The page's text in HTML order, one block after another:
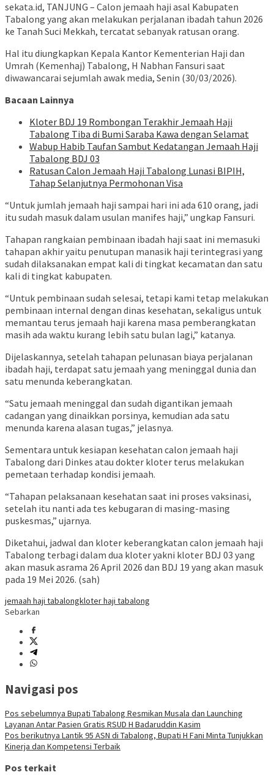
sekata.id, TANJUNG – Calon jemaah haji asal Kabupaten
Tabalong yang akan melakukan perjalanan ibadah tahun 2026
ke Tanah Suci Mekkah, tercatat sebanyak ratusan orang.
Hal itu diungkapkan Kepala Kantor Kementerian Haji dan
Umrah (Kemenhaj) Tabalong, H Nabhan Fansuri saat
diwawancarai sejumlah awak media, Senin (30/03/2026).
Bacaan Lainnya
Kloter BDJ 19 Rombongan Terakhir Jemaah Haji
Tabalong Tiba di Bumi Saraba Kawa dengan Selamat
Wabup Habib Taufan Sambut Kedatangan Jemaah Haji
Tabalong BDJ 03
Ratusan Calon Jemaah Haji Tabalong Lunasi BIPIH,
Tahap Selanjutnya Permohonan Visa
“Untuk jumlah jemaah haji sampai hari ini ada 610 orang, jadi
itu sudah masuk dalam usulan manifes haji,” ungkap Fansuri.
Tahapan rangkaian pembinaan ibadah haji saat ini memasuki
tahapan akhir yaitu penutupan manasik haji terintegrasi yang
sudah dilaksanakan empat kali di tingkat kecamatan dan satu
kali di tingkat kabupaten.
“Untuk pembinaan sudah selesai, tetapi kami tetap melakukan
pembinaan internal dengan dinas kesehatan, sekaligus untuk
memantau terus jemaah haji karena masa pemberangkatan
masih ada waktu kurang lebih satu bulan lagi,” katanya.
Dijelaskannya, setelah tahapan pelunasan biaya perjalanan
ibadah haji, terdapat satu jemaah yang meninggal dunia dan
satu menunda keberangkatan.
“Satu jemaah meninggal dan sudah digantikan jemaah
cadangan yang dinaikkan porsinya, kemudian ada satu
menunda karena alasan tugas,” jelasnya.
Sementara untuk kesiapan kesehatan calon jemaah haji
Tabalong dari Dinkes atau dokter kloter terus melakukan
pemetaan terhadap kondisi jemaah.
“Tahapan pelaksanaan kesehatan saat ini proses vaksinasi,
setelah itu nanti ada tes kebugaran di masing-masing
puskesmas,” ujarnya.
Diketahui, jadwal dan kloter keberangkatan calon jemaah haji
Tabalong terbagi dalam dua kloter yakni kloter BDJ 03 yang
akan masuk asrama 26 April 2026 dan BDJ 19 yang akan masuk
pada 19 Mei 2026. (sah)
jemaah haji tabalongkloter haji tabalong
Sebarkan
Navigasi pos
Pos sebelumnya Bupati Tabalong Resmikan Musala dan Launching
Layanan Antar Pasien Gratis RSUD H Badaruddin Kasim
Pos berikutnya Lantik 95 ASN di Tabalong, Bupati H Fani Minta Tunjukkan
Kinerja dan Kompetensi Terbaik
Pos terkait